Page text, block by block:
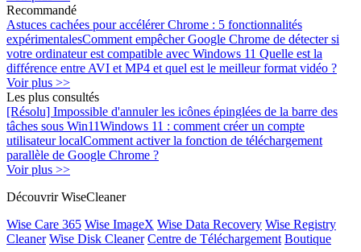
Recommandé
Astuces cachées pour accélérer Chrome : 5 fonctionnalités
expérimentalesComment empêcher Google Chrome de détecter si
votre ordinateur est compatible avec Windows 11 Quelle est la
différence entre AVI et MP4 et quel est le meilleur format vidéo ?
Voir plus >>
Les plus consultés
[Résolu] Impossible d'annuler les icônes épinglées de la barre des
tâches sous Win11Windows 11 : comment créer un compte
utilisateur localComment activer la fonction de téléchargement
parallèle de Google Chrome ?
Voir plus >>
Découvrir WiseCleaner
Wise Care 365 Wise ImageX Wise Data Recovery Wise Registry
Cleaner Wise Disk Cleaner Centre de Téléchargement Boutique